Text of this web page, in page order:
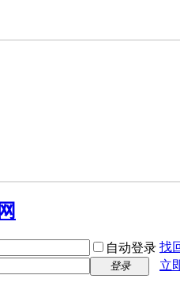
自动登录 找
登录
立